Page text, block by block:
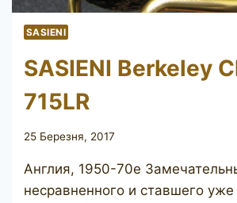
SASIENI
SASIENI Berkeley
715LR
25 Березня, 2017
Англия, 1950-70е
несравненного и ставшего уже